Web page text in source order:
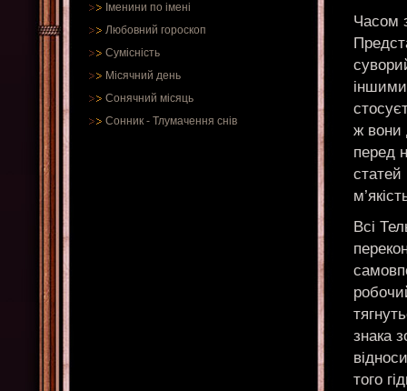
Іменини по імені
Любовний гороскоп
Сумісність
Місячний день
Сонячний місяць
Сонник - Тлумачення снів
Часом
ж вони
перед
статей
Всі
знака
того